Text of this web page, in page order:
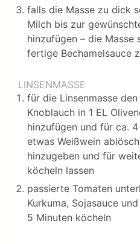
falls die Masse zu dick
Milch bis zur
hinzufügen – die Masse
fertige Bechamelsauce
LINSENMASSE
für die Linsenmasse
Knoblauch in 1 EL
hinzufügen und für ca.
etwas Weißwein
hinzugeben und für
köcheln lassen
passierte Tomaten
Kurkuma, Sojasauce
5 Minuten köcheln